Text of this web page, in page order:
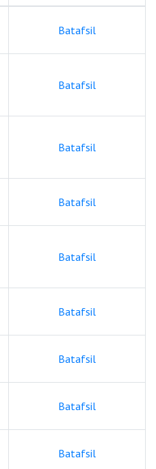
Batafsil
Batafsil
Batafsil
Batafsil
Batafsil
Batafsil
Batafsil
Batafsil
Batafsil